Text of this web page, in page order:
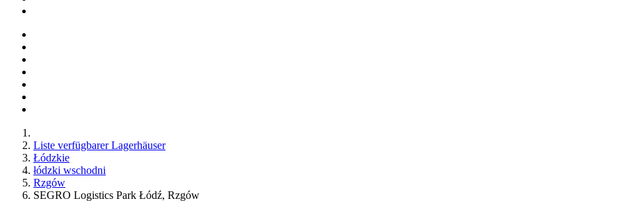
Liste verfügbarer Lagerhäuser
Łódzkie
łódzki wschodni
Rzgów
SEGRO Logistics Park Łódź, Rzgów